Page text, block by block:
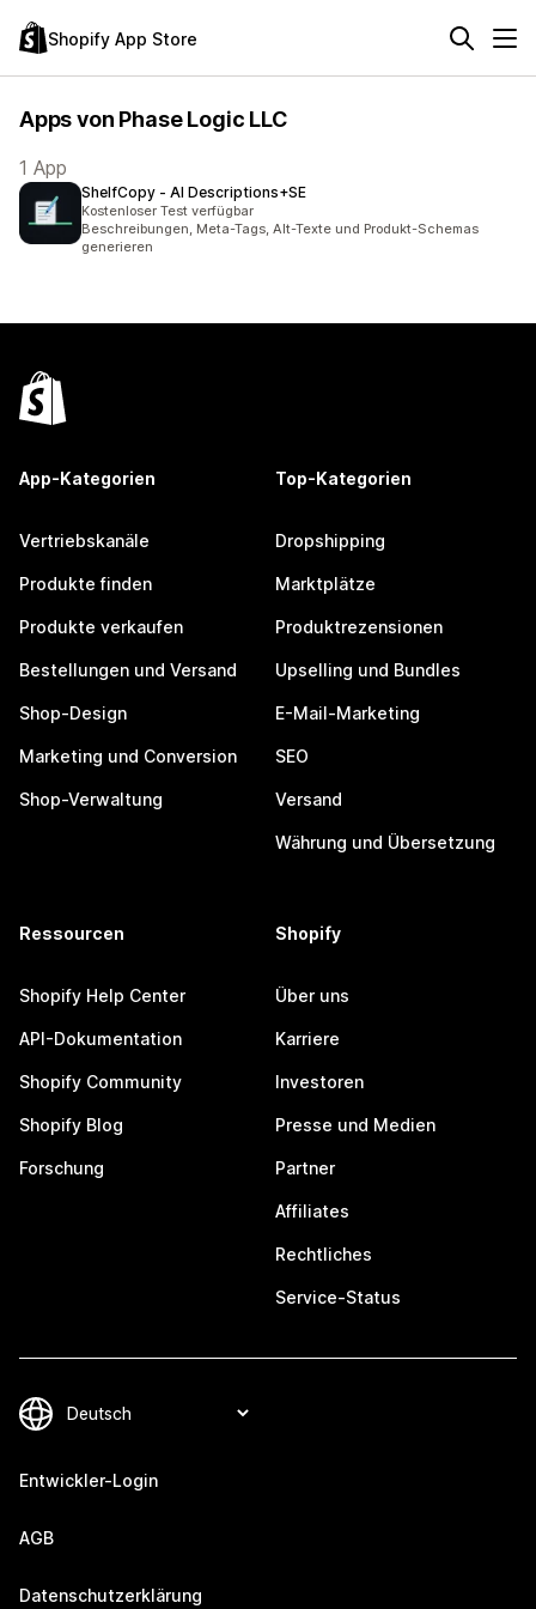
Shopify App Store
Apps von Phase Logic LLC
1 App
ShelfCopy ‑ AI Descriptions+SE
Kostenloser Test verfügbar
Beschreibungen, Meta-Tags, Alt-Texte und Produkt-Schemas
generieren
App-Kategorien
Vertriebskanäle
Produkte finden
Produkte verkaufen
Bestellungen und Versand
Shop-Design
Marketing und Conversion
Shop-Verwaltung
Top-Kategorien
Dropshipping
Marktplätze
Produktrezensionen
Upselling und Bundles
E-Mail-Marketing
SEO
Versand
Währung und Übersetzung
Ressourcen
Shopify Help Center
API-Dokumentation
Shopify Community
Shopify Blog
Forschung
Shopify
Über uns
Karriere
Investoren
Presse und Medien
Partner
Affiliates
Rechtliches
Service-Status
Entwickler-Login
AGB
Datenschutzerklärung